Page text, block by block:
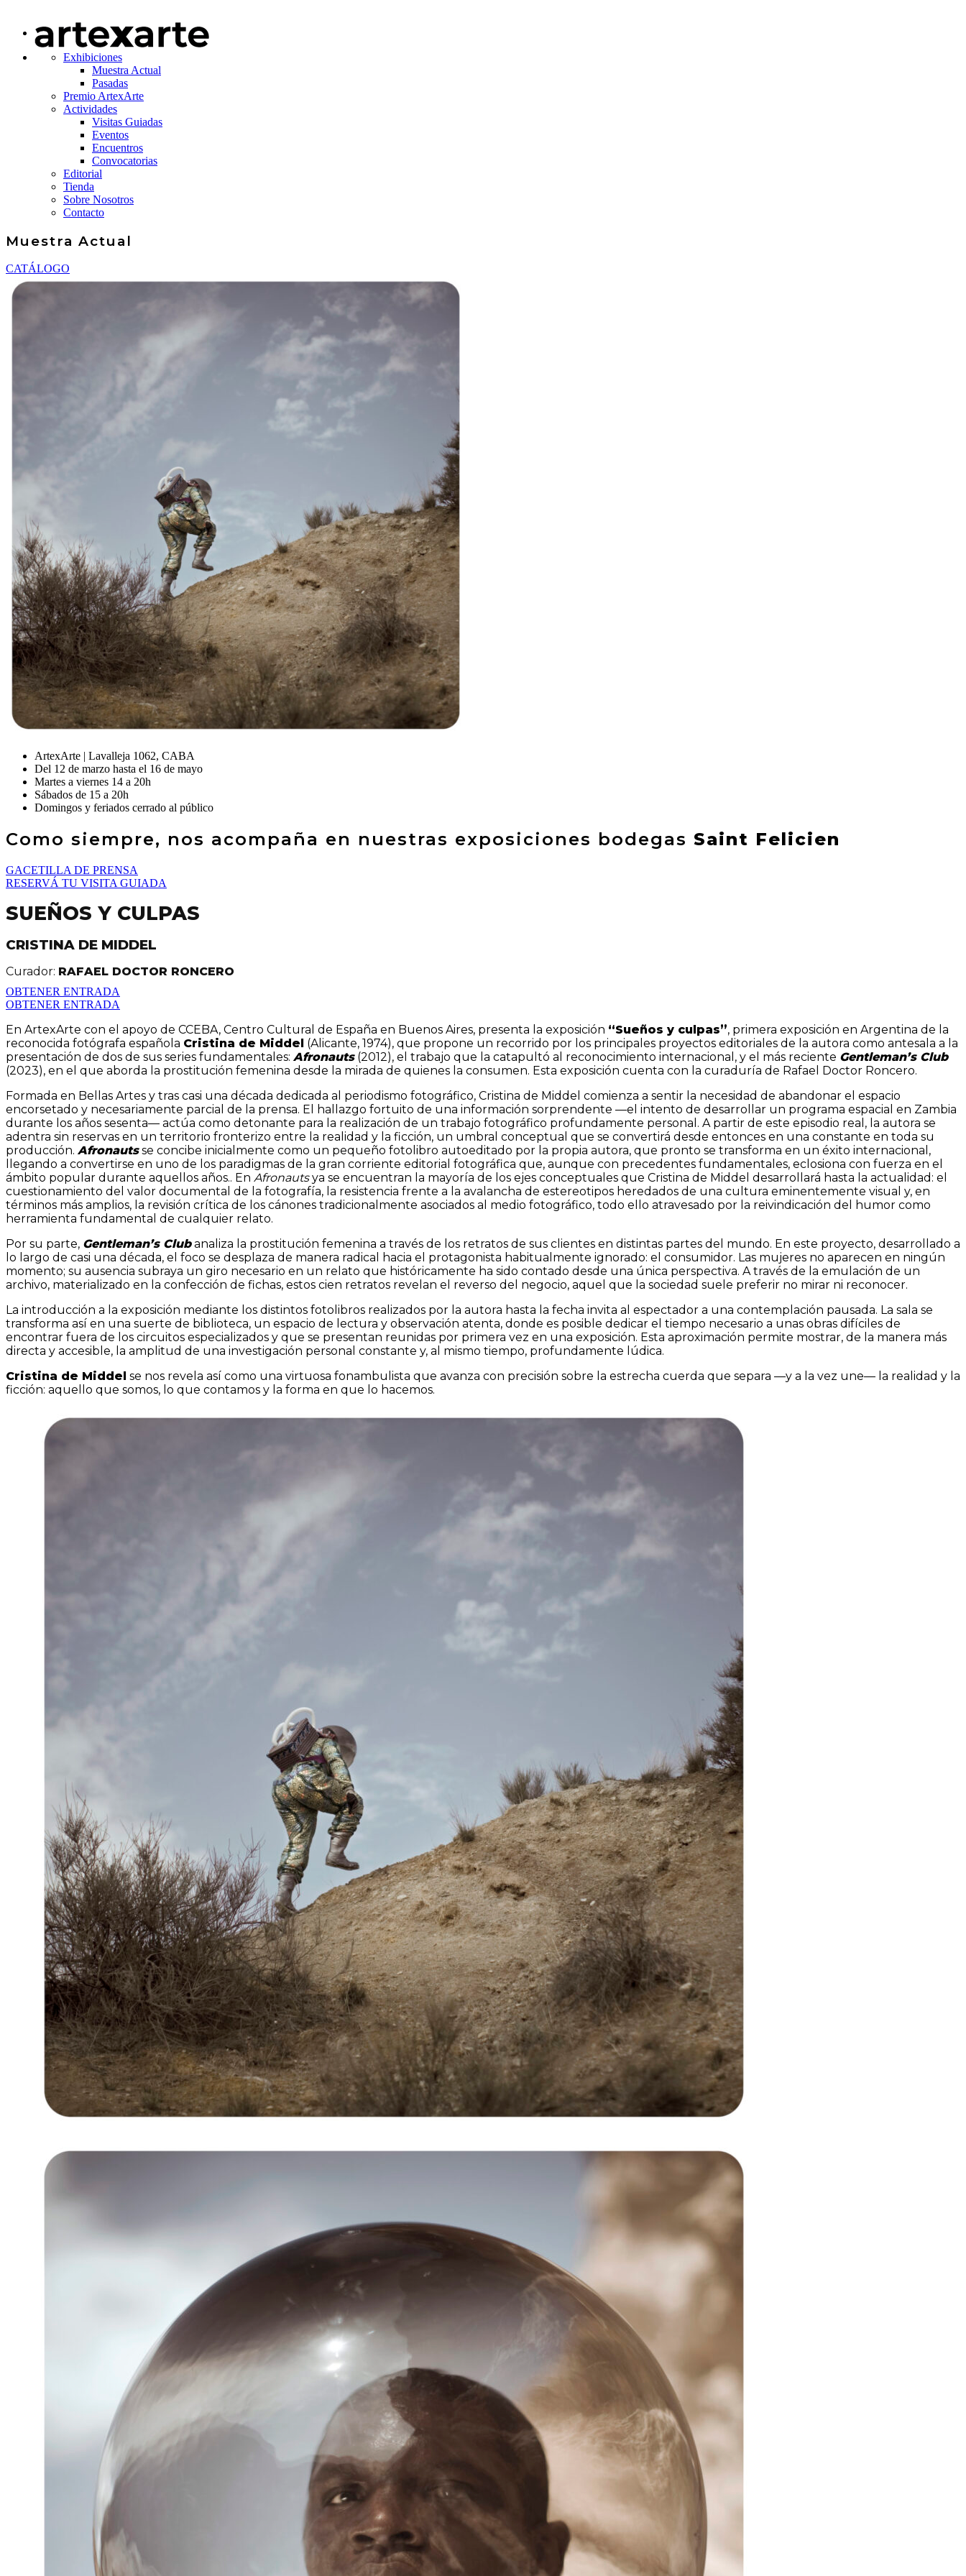
Exhibiciones
Muestra Actual
Pasadas
Premio ArtexArte
Actividades
Visitas Guiadas
Eventos
Encuentros
Convocatorias
Editorial
Tienda
Sobre Nosotros
Contacto
Muestra Actual
CATÁLOGO
ArtexArte | Lavalleja 1062, CABA
Del 12 de marzo hasta el 16 de mayo
Martes a viernes 14 a 20h
Sábados de 15 a 20h
Domingos y feriados cerrado al público
Como siempre, nos acompaña en nuestras exposiciones bodegas Saint Felicien
GACETILLA DE PRENSA
RESERVÁ TU VISITA GUIADA
SUEÑOS Y CULPAS
CRISTINA DE MIDDEL
Curador: RAFAEL DOCTOR RONCERO
OBTENER ENTRADA
OBTENER ENTRADA
En ArtexArte con el apoyo de CCEBA, Centro Cultural de España en Buenos Aires, presenta la exposición “Sueños y culpas”, primera exposición en Argentina de la
reconocida fotógrafa española Cristina de Middel (Alicante, 1974), que propone un recorrido por los principales proyectos editoriales de la autora como antesala a la
presentación de dos de sus series fundamentales: Afronauts(2012), el trabajo que la catapultó al reconocimiento internacional, y el más reciente Gentleman’s Club
(2023), en el que aborda la prostitución femenina desde la mirada de quienes la consumen. Esta exposición cuenta con la curaduría de Rafael Doctor Roncero.
Formada en Bellas Artes y tras casi una década dedicada al periodismo fotográfico, Cristina de Middel comienza a sentir la necesidad de abandonar el espacio
encorsetado y necesariamente parcial de la prensa. El hallazgo fortuito de una información sorprendente —el intento de desarrollar un programa espacial en Zambia
durante los años sesenta— actúa como detonante para la realización de un trabajo fotográfico profundamente personal. A partir de este episodio real, la autora se
adentra sin reservas en un territorio fronterizo entre la realidad y la ficción, un umbral conceptual que se convertirá desde entonces en una constante en toda su
producción. Afronautsse concibe inicialmente como un pequeño fotolibro autoeditado por la propia autora, que pronto se transforma en un éxito internacional,
llegando a convertirse en uno de los paradigmas de la gran corriente editorial fotográfica que, aunque con precedentes fundamentales, eclosiona con fuerza en el
ámbito popular durante aquellos años.. En Afronautsya se encuentran la mayoría de los ejes conceptuales que Cristina de Middel desarrollará hasta la actualidad: el
cuestionamiento del valor documental de la fotografía, la resistencia frente a la avalancha de estereotipos heredados de una cultura eminentemente visual y, en
términos más amplios, la revisión crítica de los cánones tradicionalmente asociados al medio fotográfico, todo ello atravesado por la reivindicación del humor como
herramienta fundamental de cualquier relato.
Por su parte, Gentleman’s Clubanaliza la prostitución femenina a través de los retratos de sus clientes en distintas partes del mundo. En este proyecto, desarrollado a
lo largo de casi una década, el foco se desplaza de manera radical hacia el protagonista habitualmente ignorado: el consumidor. Las mujeres no aparecen en ningún
momento; su ausencia subraya un giro necesario en un relato que históricamente ha sido contado desde una única perspectiva. A través de la emulación de un
archivo, materializado en la confección de fichas, estos cien retratos revelan el reverso del negocio, aquel que la sociedad suele preferir no mirar ni reconocer.
La introducción a la exposición mediante los distintos fotolibros realizados por la autora hasta la fecha invita al espectador a una contemplación pausada. La sala se
transforma así en una suerte de biblioteca, un espacio de lectura y observación atenta, donde es posible dedicar el tiempo necesario a unas obras difíciles de
encontrar fuera de los circuitos especializados y que se presentan reunidas por primera vez en una exposición. Esta aproximación permite mostrar, de la manera más
directa y accesible, la amplitud de una investigación personal constante y, al mismo tiempo, profundamente lúdica.
Cristina de Middel se nos revela así como una virtuosa fonambulista que avanza con precisión sobre la estrecha cuerda que separa —y a la vez une— la realidad y la
ficción: aquello que somos, lo que contamos y la forma en que lo hacemos.